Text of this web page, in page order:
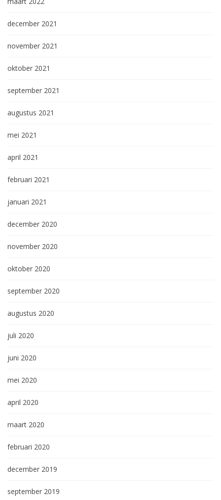
december 2021
november 2021
oktober 2021
september 2021
augustus 2021
mei 2021
april 2021
februari 2021
januari 2021
december 2020
november 2020
oktober 2020
september 2020
augustus 2020
juli 2020
juni 2020
mei 2020
april 2020
maart 2020
februari 2020
december 2019
september 2019